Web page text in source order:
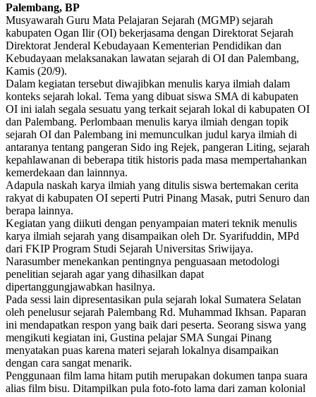
Palembang, BP
Musyawarah Guru Mata Pelajaran Sejarah (MGMP) sejarah
kabupaten Ogan Ilir (OI) bekerjasama dengan Direktorat Sejarah
Direktorat Jenderal Kebudayaan Kementerian Pendidikan dan
Kebudayaan melaksanakan lawatan sejarah di OI dan Palembang,
Kamis (20/9).
Dalam kegiatan tersebut diwajibkan menulis karya ilmiah dalam
konteks sejarah lokal. Tema yang dibuat siswa SMA di kabupaten
OI ini ialah segala sesuatu yang terkait sejarah lokal di kabupaten OI
dan Palembang. Perlombaan menulis karya ilmiah dengan topik
sejarah OI dan Palembang ini memunculkan judul karya ilmiah di
antaranya tentang pangeran Sido ing Rejek, pangeran Liting, sejarah
kepahlawanan di beberapa titik historis pada masa mempertahankan
kemerdekaan dan lainnnya.
Adapula naskah karya ilmiah yang ditulis siswa bertemakan cerita
rakyat di kabupaten OI seperti Putri Pinang Masak, putri Senuro dan
berapa lainnya.
Kegiatan yang diikuti dengan penyampaian materi teknik menulis
karya ilmiah sejarah yang disampaikan oleh Dr. Syarifuddin, MPd
dari FKIP Program Studi Sejarah Universitas Sriwijaya.
Narasumber menekankan pentingnya penguasaan metodologi
penelitian sejarah agar yang dihasilkan dapat
dipertanggungjawabkan hasilnya.
Pada sessi lain dipresentasikan pula sejarah lokal Sumatera Selatan
oleh penelusur sejarah Palembang Rd. Muhammad Ikhsan. Paparan
ini mendapatkan respon yang baik dari peserta. Seorang siswa yang
mengikuti kegiatan ini, Gustina pelajar SMA Sungai Pinang
menyatakan puas karena materi sejarah lokalnya disampaikan
dengan cara sangat menarik.
Penggunaan film lama hitam putih merupakan dokumen tanpa suara
alias film bisu. Ditampilkan pula foto-foto lama dari zaman kolonial